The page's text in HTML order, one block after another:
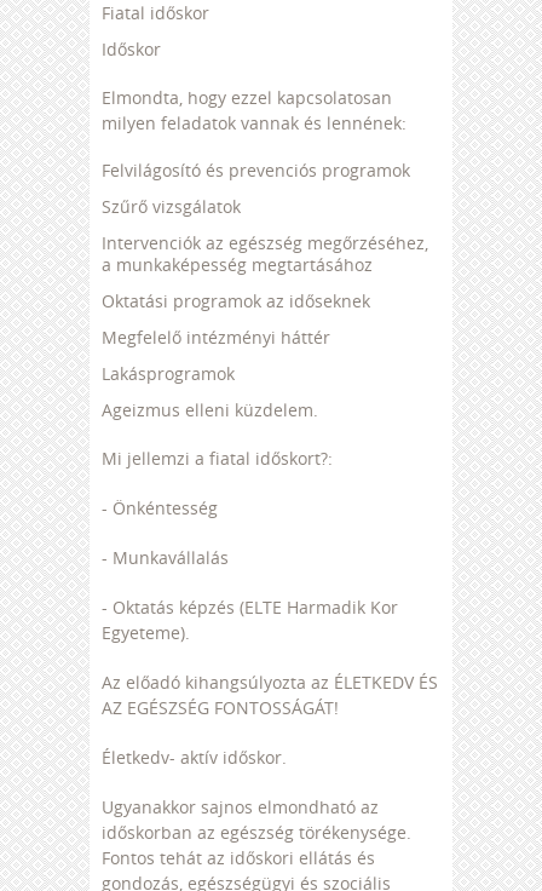
Fiatal időskor
Időskor
Elmondta, hogy ezzel kapcsolatosan
milyen feladatok vannak és lennének:
Felvilágosító és prevenciós programok
Szűrő vizsgálatok
Intervenciók az egészség megőrzéséhez,
a munkaképesség megtartásához
Oktatási programok az időseknek
Megfelelő intézményi háttér
Lakásprogramok
Ageizmus elleni küzdelem.
Mi jellemzi a fiatal időskort?:
- Önkéntesség
- Munkavállalás
- Oktatás képzés (ELTE Harmadik Kor
Egyeteme).
Az előadó kihangsúlyozta az ÉLETKEDV ÉS
AZ EGÉSZSÉG FONTOSSÁGÁT!
Életkedv- aktív időskor.
Ugyanakkor sajnos elmondható az
időskorban az egészség törékenysége.
Fontos tehát az időskori ellátás és
gondozás, egészségügyi és szociális